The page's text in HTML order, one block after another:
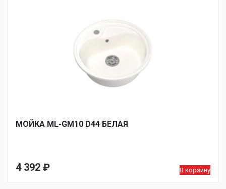
МОЙКA ML-GM10 D44 БЕЛАЯ
4 392 ₽ В корзину